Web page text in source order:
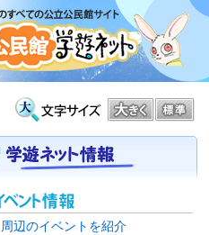
周辺のイベントを紹介